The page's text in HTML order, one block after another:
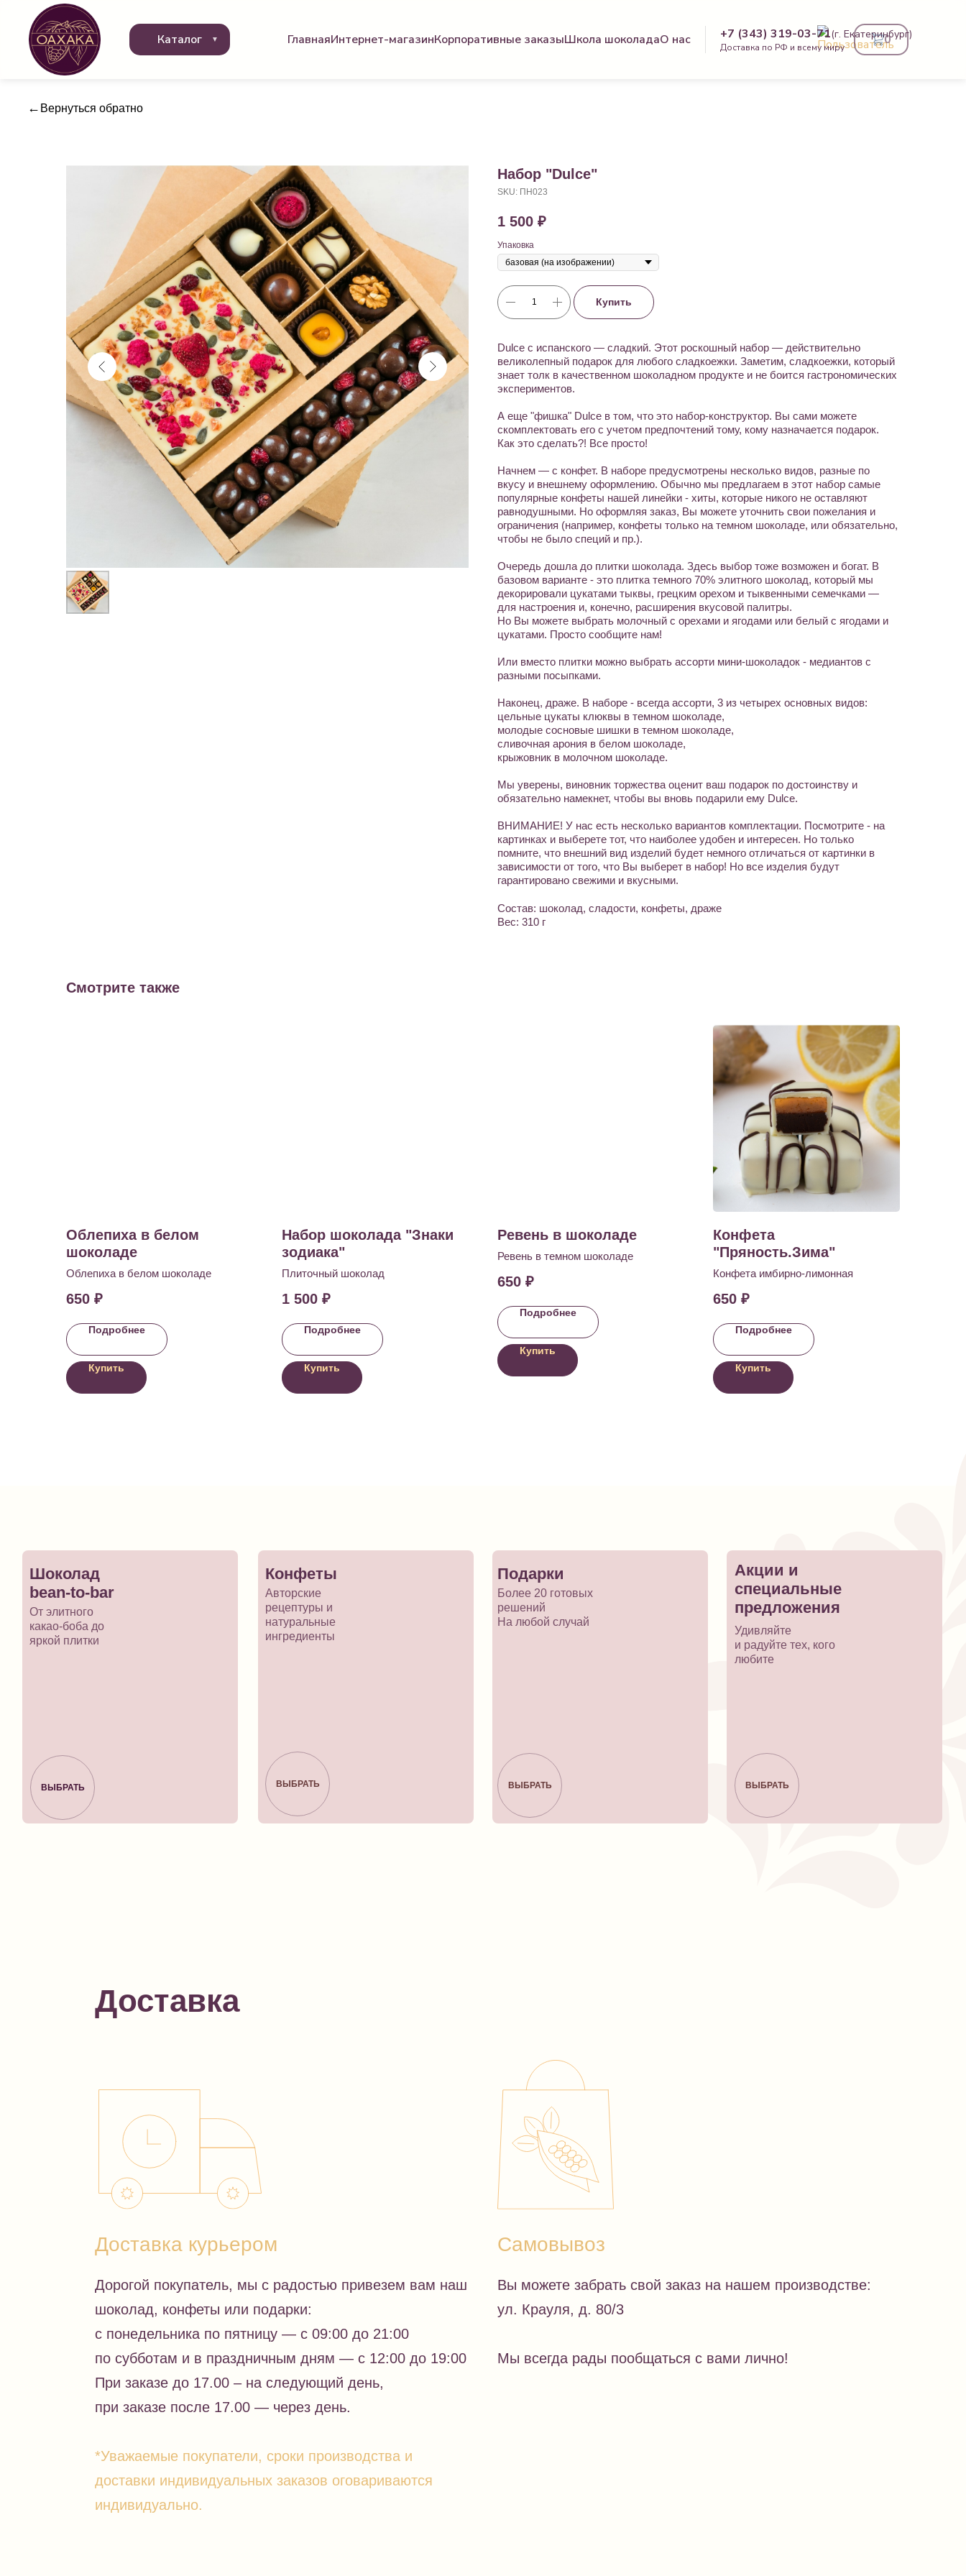
Каталог ГлавнаяИнтернет-магазинКорпоративные заказыШкола шоколадаО нас +7 (343) 319-03-71(г. Екатеринбург)
Доставка по РФ и всему миру 0
Вернуться обратно
Набор "Dulce"
SKU: ПН023
1 500 ₽
Упаковка
Купить
Dulce с испанского — сладкий. Этот роскошный набор — действительно
великолепный подарок для любого сладкоежки. Заметим, сладкоежки, который
знает толк в качественном шоколадном продукте и не боится гастрономических
экспериментов.
А еще "фишка" Dulce в том, что это набор-конструктор. Вы сами можете
скомплектовать его с учетом предпочтений тому, кому назначается подарок.
Как это сделать?! Все просто!
Начнем — с конфет. В наборе предусмотрены несколько видов, разные по
вкусу и внешнему оформлению. Обычно мы предлагаем в этот набор самые
популярные конфеты нашей линейки - хиты, которые никого не оставляют
равнодушными. Но оформляя заказ, Вы можете уточнить свои пожелания и
ограничения (например, конфеты только на темном шоколаде, или обязательно,
чтобы не было специй и пр.).
Очередь дошла до плитки шоколада. Здесь выбор тоже возможен и богат. В
базовом варианте - это плитка темного 70% элитного шоколад, который мы
декорировали цукатами тыквы, грецким орехом и тыквенными семечками —
для настроения и, конечно, расширения вкусовой палитры.
Но Вы можете выбрать молочный с орехами и ягодами или белый с ягодами и
цукатами. Просто сообщите нам!
Или вместо плитки можно выбрать ассорти мини-шоколадок - медиантов с
разными посыпками.
Наконец, драже. В наборе - всегда ассорти, 3 из четырех основных видов:
цельные цукаты клюквы в темном шоколаде,
молодые сосновые шишки в темном шоколаде,
сливочная арония в белом шоколаде,
крыжовник в молочном шоколаде.
Мы уверены, виновник торжества оценит ваш подарок по достоинству и
обязательно намекнет, чтобы вы вновь подарили ему Dulce.
ВНИМАНИЕ! У нас есть несколько вариантов комплектации. Посмотрите - на
картинках и выберете тот, что наиболее удобен и интересен. Но только
помните, что внешний вид изделий будет немного отличаться от картинки в
зависимости от того, что Вы выберет в набор! Но все изделия будут
гарантировано свежими и вкусными.
Состав: шоколад, сладости, конфеты, драже
Вес: 310 г
Смотрите также
Облепиха в белом
шоколаде
Облепиха в белом шоколаде
650 ₽
Подробнее
Купить
Набор шоколада "Знаки
зодиака"
Плиточный шоколад
1 500 ₽
Подробнее
Купить
Ревень в шоколаде
Ревень в темном шоколаде
650 ₽
Подробнее
Купить
Конфета
"Пряность.Зима"
Конфета имбирно-лимонная
650 ₽
Подробнее
Купить
ВЫБРАТЬ
Шоколад
bean-to-bar
От элитного
какао-боба до
яркой плитки
ВЫБРАТЬ
Конфеты
Авторские
рецептуры и
натуральные
ингредиенты
ВЫБРАТЬ
Подарки
Более 20 готовых
решений
На любой случай
ВЫБРАТЬ
Акции и
специальные
предложения
Удивляйте
и радуйте тех, кого
любите
Доставка
Дорогой покупатель, мы с радостью привезем вам наш
шоколад, конфеты или подарки:
с понедельника по пятницу — с 09:00 до 21:00
по субботам и в праздничным дням — с 12:00 до 19:00
При заказе до 17.00 – на следующий день,
при заказе после 17.00 — через день.
*Уважаемые покупатели, сроки производства и
доставки индивидуальных заказов оговариваются
индивидуально.
Доставка курьером
Вы можете забрать свой заказ на нашем производстве:
ул. Крауля, д. 80/3
Мы всегда рады пообщаться с вами лично!
Самовывоз